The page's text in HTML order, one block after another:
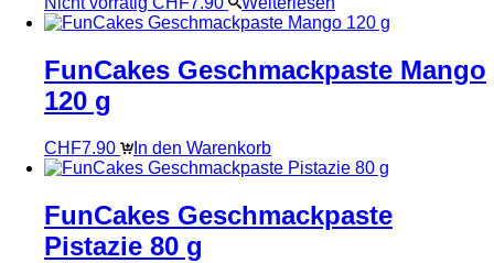
FunCakes Geschmackpaste Mango
120 g
CHF7.90 In den Warenkorb
FunCakes Geschmackpaste
Pistazie 80 g